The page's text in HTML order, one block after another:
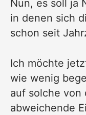
Nun, es soll ja
in denen sich
schon seit
Ich möchte
wie wenig
auf solche von
abweichende